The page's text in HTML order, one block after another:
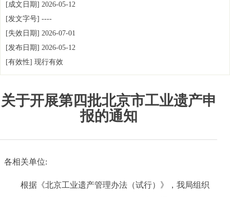
[成文日期] 2026-05-12
[发文字号] ----
[失效日期] 2026-07-01
[发布日期] 2026-05-12
[有效性] 现行有效
关于开展第四批北京市工业遗产申
报的通知
各相关单位:
根据《北京工业遗产管理办法（试行）》，我局组织